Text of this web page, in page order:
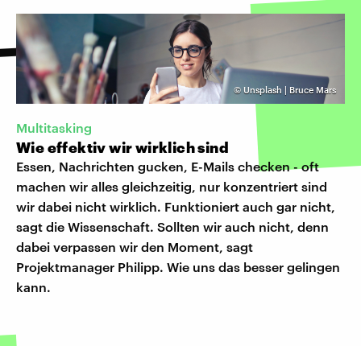
© Unsplash | Bruce Mars
Multitasking
Wie effektiv wir wirklich sind
Essen, Nachrichten gucken, E-Mails checken - oft
machen wir alles gleichzeitig, nur konzentriert sind
wir dabei nicht wirklich. Funktioniert auch gar nicht,
sagt die Wissenschaft. Sollten wir auch nicht, denn
dabei verpassen wir den Moment, sagt
Projektmanager Philipp. Wie uns das besser gelingen
kann.